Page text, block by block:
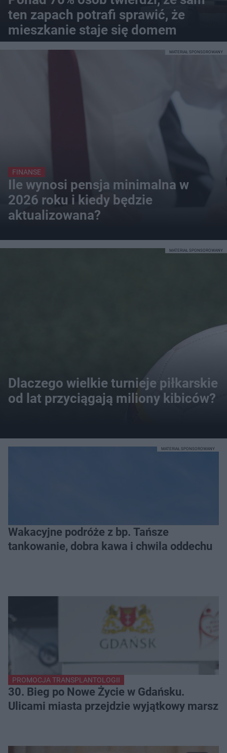
ten zapach potrafi sprawić, że
mieszkanie staje się domem
FINANSE
Ile wynosi pensja minimalna w
2026 roku i kiedy będzie
aktualizowana?
MATERIAŁ SPONSOROWANY
Dlaczego wielkie turnieje piłkarskie
od lat przyciągają miliony kibiców?
MATERIAŁ SPONSOROWANY
Wakacyjne podróże z bp. Tańsze
tankowanie, dobra kawa i chwila oddechu
MATERIAŁ SPONSOROWANY
PROMOCJA TRANSPLANTOLOGII
30. Bieg po Nowe Życie w Gdańsku.
Ulicami miasta przejdzie wyjątkowy marsz